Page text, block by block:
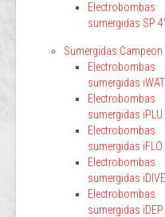
Electrobombas
sumergidas SP
Sumergidas Campeon
Electrobombas
sumergidas iWAT
Electrobombas
sumergidas iPLU
Electrobombas
sumergidas iFLO
Electrobombas
sumergidas
Electrobombas
sumergidas iDEP